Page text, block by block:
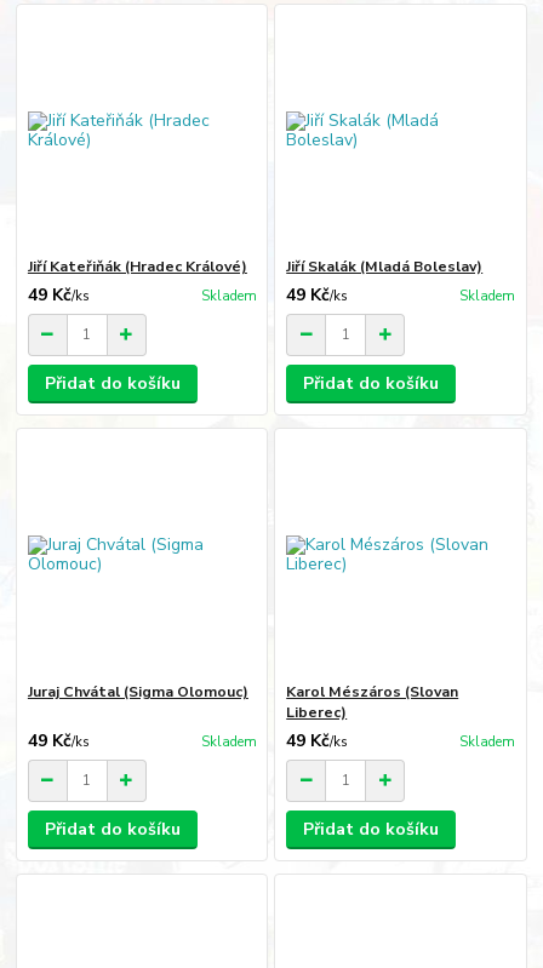
Jiří Kateřiňák (Hradec Králové)
49 Kč/ks Skladem
Přidat do košíku
Jiří Skalák (Mladá Boleslav)
49 Kč/ks Skladem
Přidat do košíku
Juraj Chvátal (Sigma Olomouc)
49 Kč/ks Skladem
Přidat do košíku
Karol Mészáros (Slovan
Liberec)
49 Kč/ks Skladem
Přidat do košíku